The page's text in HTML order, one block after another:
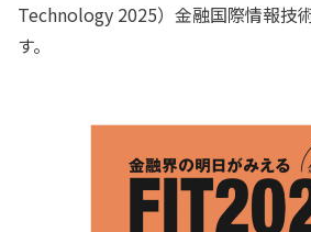
Technology 2025）金融国際情報技
す。